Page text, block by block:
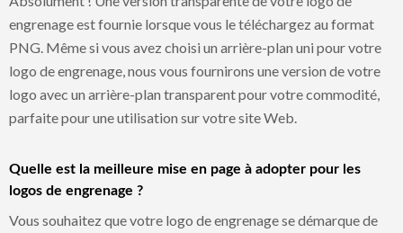
engrenage est fournie lorsque vous le téléchargez au format
PNG. Même si vous avez choisi un arrière-plan uni pour votre
logo de engrenage, nous vous fournirons une version de votre
logo avec un arrière-plan transparent pour votre commodité,
parfaite pour une utilisation sur votre site Web.
Quelle est la meilleure mise en page à adopter pour les
logos de engrenage ?
Vous souhaitez que votre logo de engrenage se démarque de